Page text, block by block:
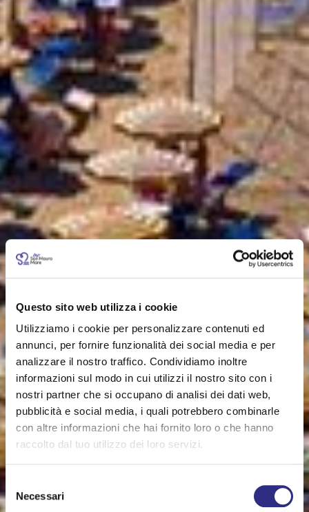
Questo sito web utilizza i cookie
Utilizziamo i cookie per personalizzare contenuti ed
annunci, per fornire funzionalità dei social media e per
analizzare il nostro traffico. Condividiamo inoltre
informazioni sul modo in cui utilizzi il nostro sito con i
nostri partner che si occupano di analisi dei dati web,
pubblicità e social media, i quali potrebbero combinarle
con altre informazioni che hai fornito loro o che hanno
raccolto dal tuo utilizzo dei loro servizi.
Selezione
delNecessari